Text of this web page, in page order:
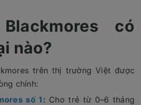
có
nào?
trên thị trường Việt được
chính:
số 1 : Cho trẻ từ 0–6 tháng